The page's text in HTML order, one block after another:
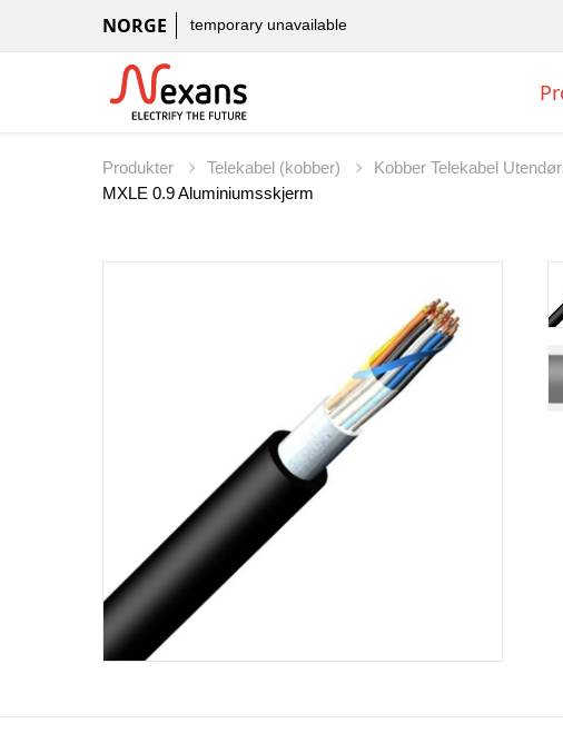
NORGE temporary unavailable
Produkter Telekabel (kobber) Kobber Telekabel
MXLE 0.9 Aluminiumsskjerm